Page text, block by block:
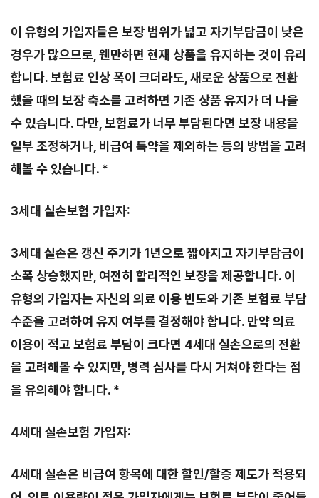
이 유형의 가입자들은 보장 범위가 넓고 자기부담금이 낮은
경우가 많으므로, 웬만하면 현재 상품을 유지하는 것이 유리
합니다. 보험료 인상 폭이 크더라도, 새로운 상품으로 전환
했을 때의 보장 축소를 고려하면 기존 상품 유지가 더 나을
수 있습니다. 다만, 보험료가 너무 부담된다면 보장 내용을
일부 조정하거나, 비급여 특약을 제외하는 등의 방법을 고려
해볼 수 있습니다. *
3세대 실손보험 가입자:
3세대 실손은 갱신 주기가 1년으로 짧아지고 자기부담금이
소폭 상승했지만, 여전히 합리적인 보장을 제공합니다. 이
유형의 가입자는 자신의 의료 이용 빈도와 기존 보험료 부담
수준을 고려하여 유지 여부를 결정해야 합니다. 만약 의료
이용이 적고 보험료 부담이 크다면 4세대 실손으로의 전환
을 고려해볼 수 있지만, 병력 심사를 다시 거쳐야 한다는 점
을 유의해야 합니다. *
4세대 실손보험 가입자:
4세대 실손은 비급여 항목에 대한 할인/할증 제도가 적용되